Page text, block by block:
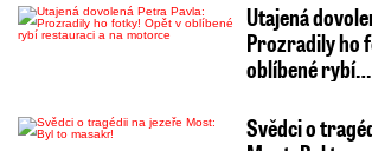
Utajená
Prozradily ho
oblíbené rybí…
Svědci o